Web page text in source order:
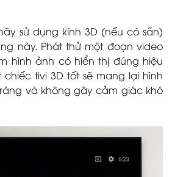
sử dụng kính 3D (nếu có sẵn)
này. Phát thử một đoạn video
hình ảnh có hiển thị đúng hiệu
chiếc tivi 3D tốt sẽ mang lại hình
và không gây cảm giác khó